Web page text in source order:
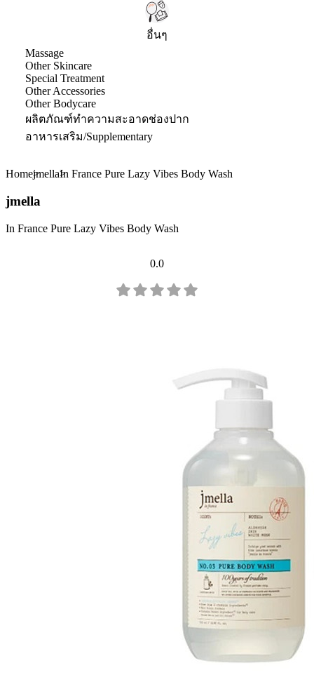
อื่นๆ
Massage
Other Skincare
Special Treatment
Other Accessories
Other Bodycare
ผลิตภัณฑ์ทำความสะอาดช่องปาก
อาหารเสริม/Supplementary
HomejmellaIn France Pure Lazy Vibes Body Wash
jmella
In France Pure Lazy Vibes Body Wash
0.0